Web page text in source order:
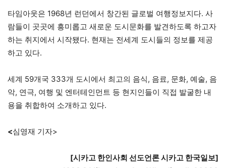
타임아웃은 1968년 런던에서 창간된 글로벌 여행정보지다. 사
람들이 곳곳에 흥미롭고 새로운 도시문화를 발견하도록 하고자
하는 취지에서 시작됐다. 현재는 전세계 도시들의 정보를 제공
하고 있다.
세계 59개국 333개 도시에서 최고의 음식, 음료, 문화, 예술, 음
악, 연극, 여행 및 엔터테인먼트 등 현지인들이 직접 발굴한 내
용을 취합하여 소개하고 있다.
<심영재 기자>
[시카고 한인사회 선도언론시카고 한국일보]